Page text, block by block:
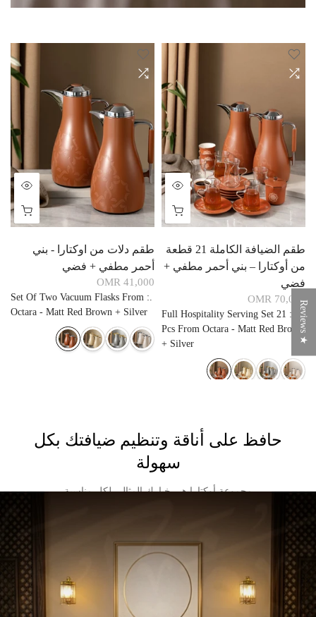
طقم الضيافة الكاملة 21 قطعة
من أوكتارا – بني أحمر مطفي +
فضي
70,000 OMR
:
Full Hospitality Serving Set 21
Pcs From Octara - Matt Red Brown
+ Silver
طقم دلات من اوكتارا - بني
أحمر مطفي + فضي
41,000 OMR
:
Set Of Two Vacuum Flasks From
Octara - Matt Red Brown + Silver
حافظ على أناقة وتنظيم ضيافتك بكل
سهولة
مجموعة أوكتارا هي خيارك المثالي لكل مناسبة
★
R
e
v
i
e
w
s